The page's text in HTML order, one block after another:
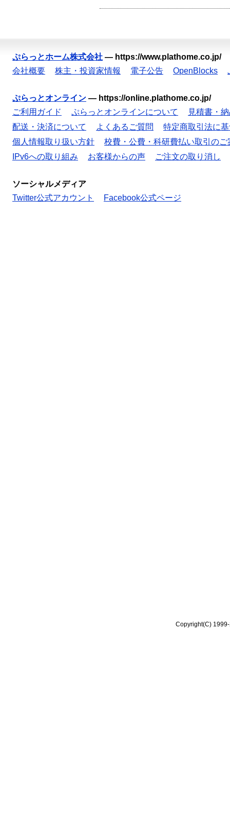
ぷらっとホーム株式会社 — https://www.plathome.co.jp/
会社概要
株主・投資家情報 電子公告 OpenBlocks
ぷらっとオンライン — https://online.plathome.co.jp/
ご利用ガイド
ぷらっとオンラインについて
見積書・
配送・決済について
よくあるご質問
特定商取引法に
個人情報取り扱い方針
校費・公費・科研費払い取引のご
IPv6への取り組み
お客様からの声 ご注文の取り消し
ソーシャルメディア
Twitter公式アカウント
Facebook公式ページ
Copyright(C)